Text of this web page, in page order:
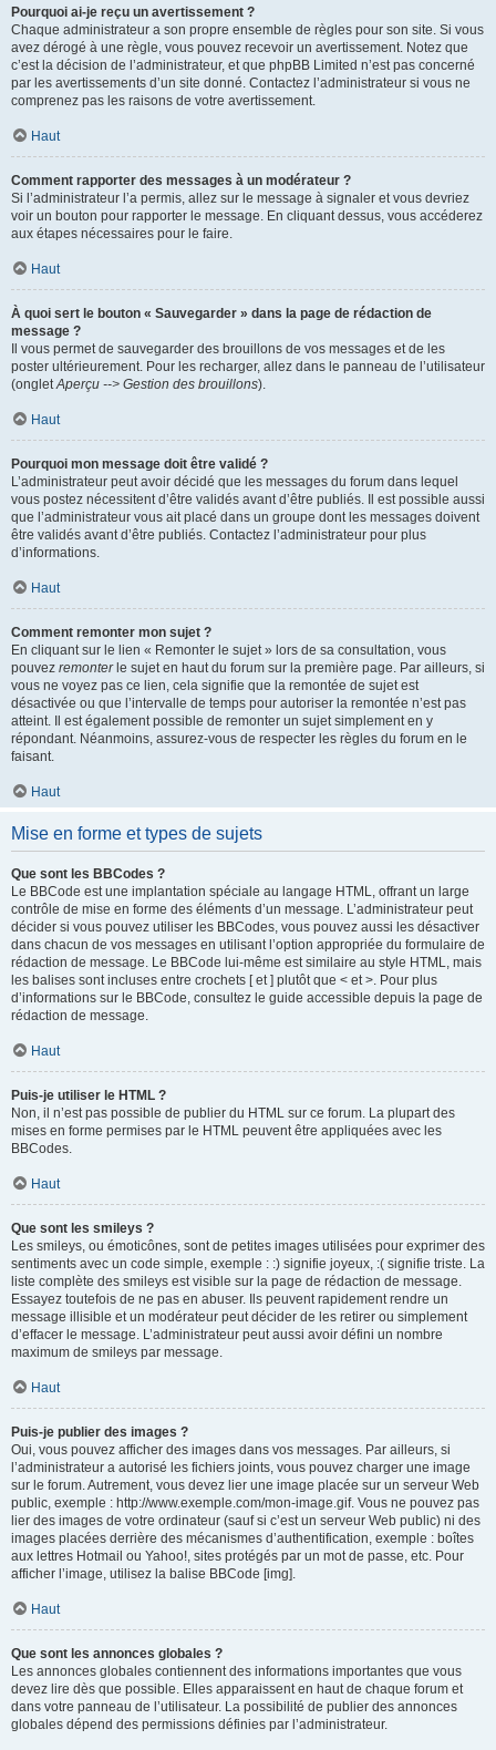
Pourquoi ai-je reçu un avertissement ?
Chaque administrateur a son propre ensemble de règles pour son site. Si vous
avez dérogé à une règle, vous pouvez recevoir un avertissement. Notez que
c’est la décision de l’administrateur, et que phpBB Limited n’est pas concerné
par les avertissements d’un site donné. Contactez l’administrateur si vous ne
comprenez pas les raisons de votre avertissement.
Haut
Comment rapporter des messages à un modérateur ?
Si l’administrateur l’a permis, allez sur le message à signaler et vous devriez
voir un bouton pour rapporter le message. En cliquant dessus, vous accéderez
aux étapes nécessaires pour le faire.
Haut
À quoi sert le bouton « Sauvegarder » dans la page de rédaction de
message ?
Il vous permet de sauvegarder des brouillons de vos messages et de les
poster ultérieurement. Pour les recharger, allez dans le panneau de l’utilisateur
(ongletAperçu --> Gestion des brouillons).
Haut
Pourquoi mon message doit être validé ?
L’administrateur peut avoir décidé que les messages du forum dans lequel
vous postez nécessitent d’être validés avant d’être publiés. Il est possible aussi
que l’administrateur vous ait placé dans un groupe dont les messages doivent
être validés avant d’être publiés. Contactez l’administrateur pour plus
d’informations.
Haut
Comment remonter mon sujet ?
En cliquant sur le lien « Remonter le sujet » lors de sa consultation, vous
pouvez remonterle sujet en haut du forum sur la première page. Par ailleurs, si
vous ne voyez pas ce lien, cela signifie que la remontée de sujet est
désactivée ou que l’intervalle de temps pour autoriser la remontée n’est pas
atteint. Il est également possible de remonter un sujet simplement en y
répondant. Néanmoins, assurez-vous de respecter les règles du forum en le
faisant.
Haut
Mise en forme et types de sujets
Que sont les BBCodes ?
Le BBCode est une implantation spéciale au langage HTML, offrant un large
contrôle de mise en forme des éléments d’un message. L’administrateur peut
décider si vous pouvez utiliser les BBCodes, vous pouvez aussi les désactiver
dans chacun de vos messages en utilisant l’option appropriée du formulaire de
rédaction de message. Le BBCode lui-même est similaire au style HTML, mais
les balises sont incluses entre crochets [ et ] plutôt que < et >. Pour plus
d’informations sur le BBCode, consultez le guide accessible depuis la page de
rédaction de message.
Haut
Puis-je utiliser le HTML ?
Non, il n’est pas possible de publier du HTML sur ce forum. La plupart des
mises en forme permises par le HTML peuvent être appliquées avec les
BBCodes.
Haut
Que sont les smileys ?
Les smileys, ou émoticônes, sont de petites images utilisées pour exprimer des
sentiments avec un code simple, exemple : :) signifie joyeux, :( signifie triste. La
liste complète des smileys est visible sur la page de rédaction de message.
Essayez toutefois de ne pas en abuser. Ils peuvent rapidement rendre un
message illisible et un modérateur peut décider de les retirer ou simplement
d’effacer le message. L’administrateur peut aussi avoir défini un nombre
maximum de smileys par message.
Haut
Puis-je publier des images ?
Oui, vous pouvez afficher des images dans vos messages. Par ailleurs, si
l’administrateur a autorisé les fichiers joints, vous pouvez charger une image
sur le forum. Autrement, vous devez lier une image placée sur un serveur Web
public, exemple : http://www.exemple.com/mon-image.gif. Vous ne pouvez pas
lier des images de votre ordinateur (sauf si c’est un serveur Web public) ni des
images placées derrière des mécanismes d’authentification, exemple : boîtes
aux lettres Hotmail ou Yahoo!, sites protégés par un mot de passe, etc. Pour
afficher l’image, utilisez la balise BBCode [img].
Haut
Que sont les annonces globales ?
Les annonces globales contiennent des informations importantes que vous
devez lire dès que possible. Elles apparaissent en haut de chaque forum et
dans votre panneau de l’utilisateur. La possibilité de publier des annonces
globales dépend des permissions définies par l’administrateur.